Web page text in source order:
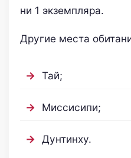
ни 1 экземпляра.
Другие места
Тай;
Миссисипи;
Дунтинху.